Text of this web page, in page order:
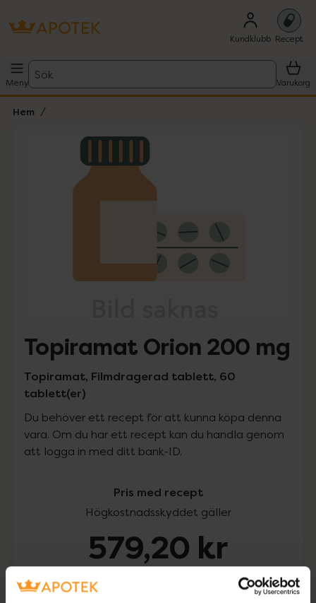
Kundklubb Recept
Meny
Sök
Varukorg
Hem
Lista: . Innehåller 1 objekt.
Topiramat Orion 200 mg
Topiramat, Filmdragerad tablett, 60
tablett(er)
Du behöver ett recept för att kunna köpa denna
vara. Om du har ett recept kan du handla genom
att logga in med ditt bank-ID.
Pris med recept
Högkostnadsskyddet gäller
579,20 kr